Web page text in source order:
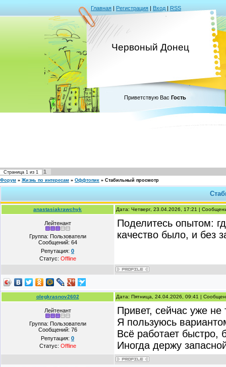
Главная | Регистрация | Вход | RSS
Червоный Донец
Приветствую Вас Гость
Страница 1 из 1 1
Форум » Жизнь по интересам » Оффтопик » Стабильный просмотр
anastasiakrawchyk Дата: Четверг, 23.04.2026, 17:21 |
Лейтенант
Группа: Пользователи
Сообщений: 64
Репутация: 0
Статус: Offline
Поделитесь опытом:
качество было, и без
olegkrasnov2602 Дата: Пятница, 24.04.2026, 09:41 |
Лейтенант
Группа: Пользователи
Сообщений: 76
Репутация: 0
Статус: Offline
Привет, сейчас уже не
Я пользуюсь
Всё работает быстро,
Иногда держу